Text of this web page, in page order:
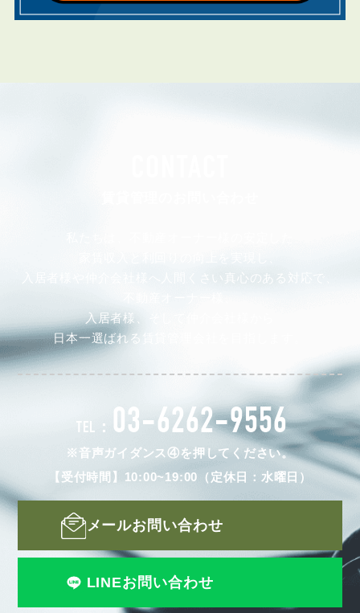
入居者様や仲介会社様へ人間くさい真心のある対応で、
入居者様、そして仲介会社様から
日本一選ばれる賃貸管理会社を目指します。
TEL： 03-6262-9556
※音声ガイダンス④を押してください。
【受付時間】10:00~19:00（定休日：水曜日）
メールお問い合わせ
LINEお問い合わせ